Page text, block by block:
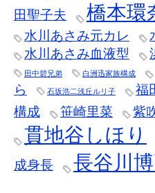
田聖子夫
橋本環
水川あさみ元カレ
水川あさみ血液型
田中碧兄弟 白洲迅家族構成
ら
石坂浩二浅丘ルリ子 福
構成
笹崎里菜 紫
貫地谷しほり
成身長
長谷川